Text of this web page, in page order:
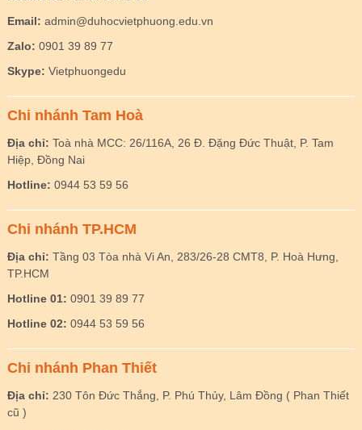
Email: admin@duhocvietphuong.edu.vn
Zalo: 0901 39 89 77
Skype: Vietphuongedu
Chi nhánh Tam Hoà
Địa chỉ: Toà nhà MCC: 26/116A, 26 Đ. Đặng Đức Thuật, P. Tam
Hiệp, Đồng Nai
Hotline: 0944 53 59 56
Chi nhánh TP.HCM
Địa chỉ: Tầng 03 Tòa nhà Vi An, 283/26-28 CMT8, P. Hoà Hưng,
TP.HCM
Hotline 01: 0901 39 89 77
Hotline 02: 0944 53 59 56
Chi nhánh Phan Thiết
Địa chỉ: 230 Tôn Đức Thắng, P. Phú Thủy, Lâm Đồng ( Phan Thiết
cũ )